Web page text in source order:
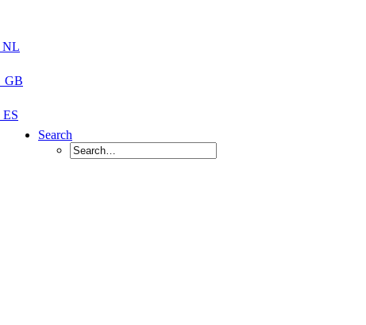
Search